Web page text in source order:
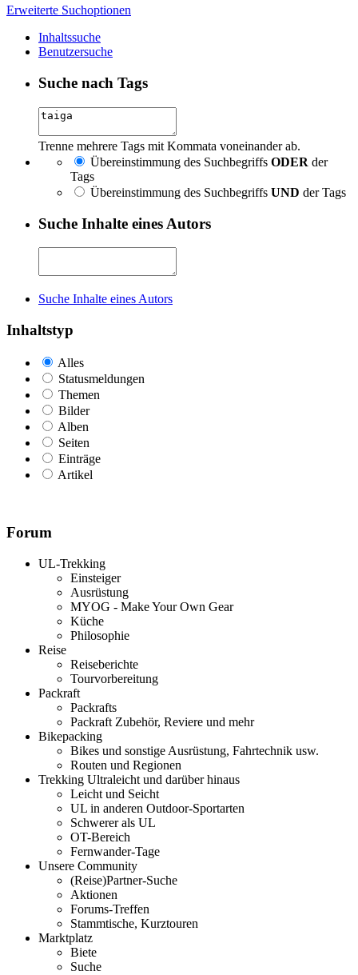
Erweiterte Suchoptionen
Inhaltssuche
Benutzersuche
Suche nach Tags
Trenne mehrere Tags mit Kommata voneinander ab.
Übereinstimmung des Suchbegriffs ODER der
Tags
Übereinstimmung des Suchbegriffs UND der Tags
Suche Inhalte eines Autors
Suche Inhalte eines Autors
Inhaltstyp
Alles
Statusmeldungen
Themen
Bilder
Alben
Seiten
Einträge
Artikel
Forum
UL-Trekking
Einsteiger
Ausrüstung
MYOG - Make Your Own Gear
Küche
Philosophie
Reise
Reiseberichte
Tourvorbereitung
Packraft
Packrafts
Packraft Zubehör, Reviere und mehr
Bikepacking
Bikes und sonstige Ausrüstung, Fahrtechnik usw.
Routen und Regionen
Trekking Ultraleicht und darüber hinaus
Leicht und Seicht
UL in anderen Outdoor-Sportarten
Schwerer als UL
OT-Bereich
Fernwander-Tage
Unsere Community
(Reise)Partner-Suche
Aktionen
Forums-Treffen
Stammtische, Kurztouren
Marktplatz
Biete
Suche